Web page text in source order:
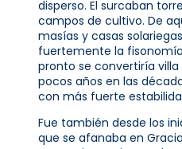
disperso. El surcaban
campos de cultivo. De
masías y casas
fuertemente la
pronto se convertiría
pocos años en las
con más fuerte
Fue también desde los
que se afanaba en